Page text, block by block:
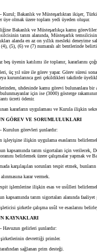
Kurul; Bakanlık ve Müsteşarlıktan ikişer,
üye olmak üzere toplam yedi üyeden oluşur.
Bakanlık ve Müsteşarlıkça kamu
tarım alanında, Müsteşarlık
alanda en az on yıllık mesleki deneyime
(5), (6) ve (7) numaralı alt bentlerinde
üyenin katılımı ile toplanır, kararlarını
üç yıl süre ile görev yapar. Görev süresi
kurumlarınca geri çekildikleri takdirde
uhdesinde kamu görevi bulunanlara bir
için ise (3000) gösterge
ücreti ödenir.
kararların uygulaması ve Kurula ilişkin
GÖREV VE SORUMLULUKLARI
Kurulun görevleri şunlardır:
işleyişine ilişkin uygulama esaslarını
kapsamında tarım sigortaları için verilecek,
belirlemek üzere çalışmalar yapmak ve
karşılaşılan sorunları tespit etmek,
karar vermek.
işlemlerine ilişkin esas ve usûlleri
kapsamında tarım sigortaları alanında
şirketle çalışma usûl ve esaslarını
KAYNAKLARI
Havuzun gelirleri şunlardır:
devrettiği primler.
sağlanan prim desteği.